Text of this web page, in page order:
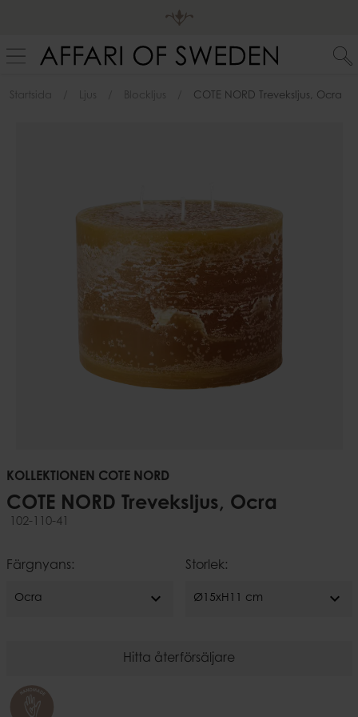
Startsida Ljus Blockljus COTE NORD Treveksljus, Ocra
KOLLEKTIONEN COTE NORD
COTE NORD Treveksljus, Ocra
102-110-41
Färgnyans:
Ocra expand_more
Storlek:
Ø15xH11 cm expand_more
Hitta återförsäljare